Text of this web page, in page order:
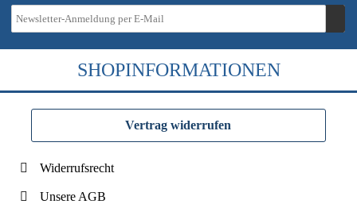
SHOPINFORMATIONEN
Vertrag widerrufen
Widerrufsrecht
Unsere AGB